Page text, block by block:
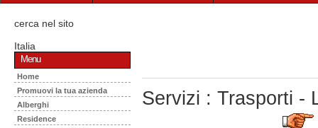
cerca nel sito
Italia
Menu
Home
Promuovi la tua azienda
Alberghi
Residence
Servizi : Trasporti -